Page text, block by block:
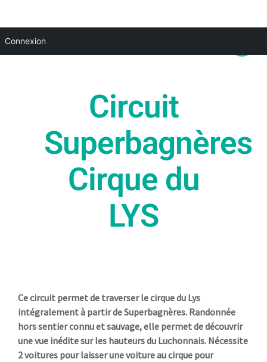
Connexion
Circuit
Superbagnères
Cirque du
LYS
Ce circuit permet de traverser le cirque du Lys
intégralement à partir de Superbagnères. Randonnée
hors sentier connu et sauvage, elle permet de découvrir
une vue inédite sur les hauteurs du Luchonnais. Nécessite
2 voitures pour laisser une voiture au cirque pour